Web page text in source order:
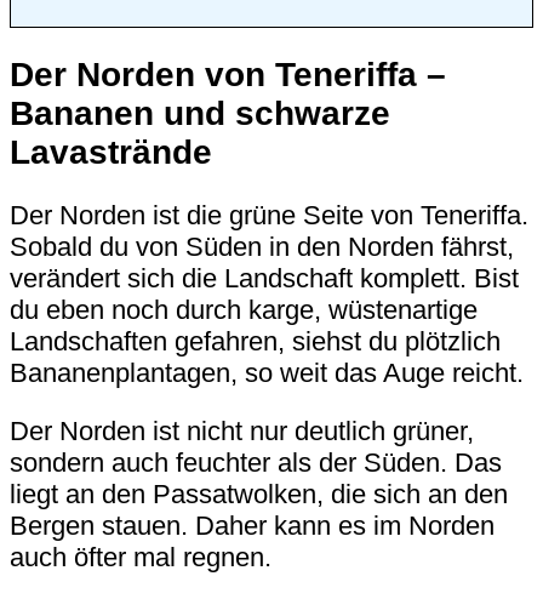
Der Norden von Teneriffa –
Bananen und schwarze
Lavastrände
Der Norden ist die grüne Seite von Teneriffa.
Sobald du von Süden in den Norden fährst,
verändert sich die Landschaft komplett. Bist
du eben noch durch karge, wüstenartige
Landschaften gefahren, siehst du plötzlich
Bananenplantagen, so weit das Auge reicht.
Der Norden ist nicht nur deutlich grüner,
sondern auch feuchter als der Süden. Das
liegt an den Passatwolken, die sich an den
Bergen stauen. Daher kann es im Norden
auch öfter mal regnen.